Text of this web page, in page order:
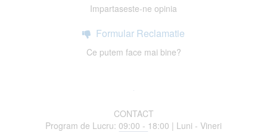
Impartaseste-ne opinia
Formular Reclamatie
Ce putem face mai bine?
CONTACT
Program de Lucru: 09:00 - 18:00 | Luni - Vineri